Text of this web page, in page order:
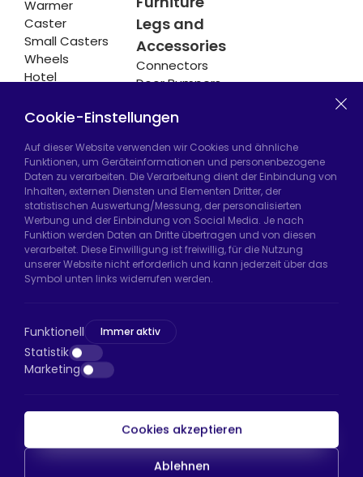
Warmer
Caster
Small Casters
Wheels
Hotel
Casters
Legs and
Accessories
Connectors
Door Bumpers
Hadımköy Fabrik:Atatürk Sanayi Bölgesi,
Uzunçayır Caddesi, No:11 Hadımköy, 34555
Arnavutköy/İstanbul
Telefon: +90 212 640 66 46
E-Mail: export@htsteker.com
D:a, 34045 Bayrampaşa/İstanbul
Telefon:+90 530 044 64 87
E-Mail: info@htsteker.com
HTS-Zahlung
Cookie-Einstellungen
Auf dieser Website verwenden wir Cookies und ähnliche
Funktionen, um Geräteinformationen und personenbezogene
Daten zu verarbeiten. Die Verarbeitung dient der Einbindung von
Inhalten, externen Diensten und Elementen Dritter, der
statistischen Auswertung/Messung, der personalisierten
Werbung und der Einbindung von Social Media. Je nach
Funktion werden Daten an Dritte übertragen und von diesen
verarbeitet. Diese Einwilligung ist freiwillig, für die Nutzung
unserer Website nicht erforderlich und kann jederzeit über das
Symbol unten links widerrufen werden.
Funktionell Immer aktiv
Statistik
Marketing
Cookies akzeptieren
Ablehnen